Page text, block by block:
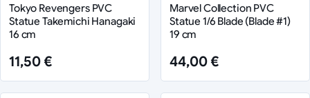
Tokyo Revengers PVC
Statue Takemichi Hanagaki
16 cm
11,50 €
Marvel Collection PVC
Statue 1/6 Blade (Blade #1)
19 cm
44,00 €